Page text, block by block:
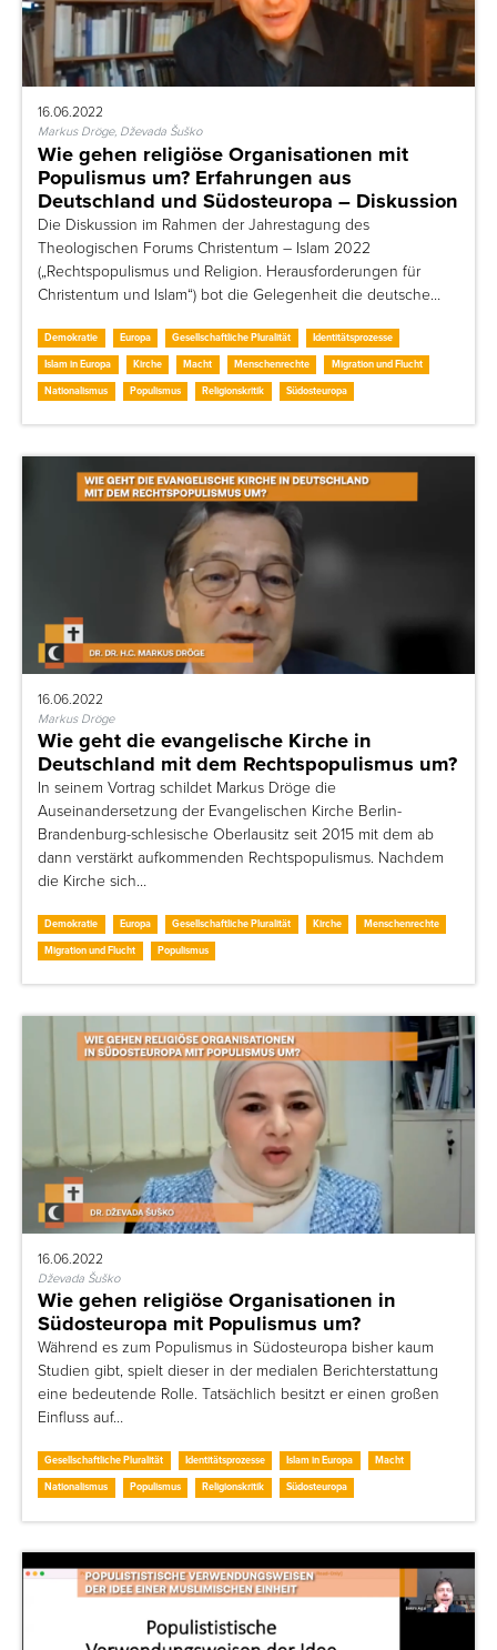
16.06.2022
Markus Dröge, Dževada Šuško
Wie gehen religiöse Organisationen mit
Populismus um? Erfahrungen aus
Deutschland und Südosteuropa – Diskussion
Die Diskussion im Rahmen der Jahrestagung des
Theologischen Forums Christentum – Islam 2022
(„Rechtspopulismus und Religion. Herausforderungen für
Christentum und Islam“) bot die Gelegenheit die deutsche…
Demokratie Europa Gesellschaftliche Pluralität
Identitätsprozesse
Islam in Europa
Kirche Macht Menschenrechte
Migration und Flucht
Nationalismus
Populismus Religionskritik Südosteuropa
16.06.2022
Markus Dröge
Wie geht die evangelische Kirche in
Deutschland mit dem Rechtspopulismus um?
In seinem Vortrag schildet Markus Dröge die
Auseinandersetzung der Evangelischen Kirche Berlin-
Brandenburg-schlesische Oberlausitz seit 2015 mit dem ab
dann verstärkt aufkommenden Rechtspopulismus. Nachdem
die Kirche sich…
Demokratie Europa Gesellschaftliche Pluralität Kirche
Menschenrechte
Migration und Flucht
Populismus
16.06.2022
Dževada Šuško
Wie gehen religiöse Organisationen in
Südosteuropa mit Populismus um?
Während es zum Populismus in Südosteuropa bisher kaum
Studien gibt, spielt dieser in der medialen Berichterstattung
eine bedeutende Rolle. Tatsächlich besitzt er einen großen
Einfluss auf…
Gesellschaftliche Pluralität Identitätsprozesse Islam in Europa
Macht
Nationalismus
Populismus Religionskritik Südosteuropa